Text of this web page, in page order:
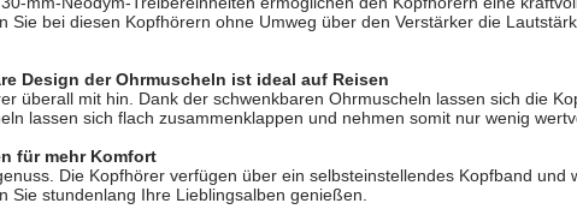
Sie bei diesen Kopfhörern ohne Umweg über den Verstärker die
Design der Ohrmuscheln ist ideal auf Reisen
überall mit hin. Dank der schwenkbaren Ohrmuscheln lassen sich die
lassen sich flach zusammenklappen und nehmen somit nur wenig
für mehr Komfort
Die Kopfhörer verfügen über ein selbsteinstellendes Kopfband
Sie stundenlang Ihre Lieblingsalben genießen.